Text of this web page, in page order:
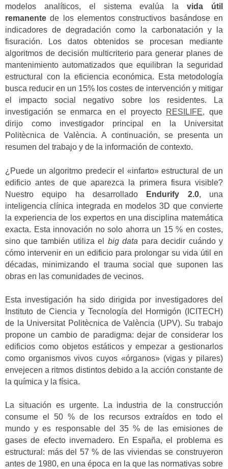
modelos analíticos, el sistema evalúa lavida útil
remanente de los elementos constructivos basándose en
indicadores de degradación como la carbonatación y la
fisuración. Los datos obtenidos se procesan mediante
algoritmos de decisión multicriterio para generar planes de
mantenimiento automatizados que equilibran la seguridad
estructural con la eficiencia económica.
Esta metodología
busca reducir en un 15% los costes de intervención y mitigar
el impacto social negativo sobre los residentes. La
investigación se enmarca en el proyecto RESILIFE, que
dirijo como investigador principal en la Universitat
Politècnica de València. A continuación, se presenta un
resumen del trabajo y de la información de contexto.
¿Puede un algoritmo predecir el «infarto» estructural de un
edificio antes de que aparezca la primera fisura visible?
Nuestro equipo ha desarrollado
Endurify 2.0, una
inteligencia clínica integrada en modelos 3D que convierte
la experiencia de los expertos en una disciplina matemática
exacta. Esta innovación no solo ahorra un 15 % en costes,
sino que también utiliza el big data para decidir cuándo y
cómo intervenir en un edificio para prolongar su vida útil en
décadas, minimizando el trauma social que suponen las
obras en las comunidades de vecinos.
Esta investigación ha sido dirigida por investigadores del
Instituto de Ciencia y Tecnología del Hormigón (ICITECH)
de la Universitat Politècnica de València (UPV). Su trabajo
propone un cambio de paradigma: dejar de considerar los
edificios como objetos estáticos y empezar a gestionarlos
como organismos vivos cuyos «órganos» (vigas y pilares)
envejecen a ritmos distintos debido a la acción constante de
la química y la física.
La situación es urgente. La industria de la construcción
consume el 50 % de los recursos extraídos en todo el
mundo y es responsable del 35 % de las emisiones de
gases de efecto invernadero. En España, el problema es
estructural: más del 57 % de las viviendas se construyeron
antes de 1980, en una época en la que las normativas sobre